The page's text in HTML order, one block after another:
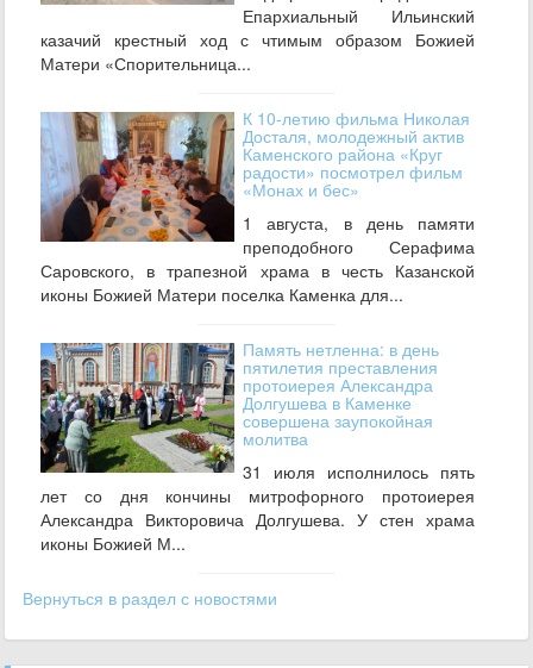
Епархиальный Ильинский
казачий крестный ход с чтимым образом Божией
Матери «Спорительница...
К 10-летию фильма Николая
Досталя, молодежный актив
Каменского района «Круг
радости» посмотрел фильм
«Монах и бес»
1 августа, в день памяти
преподобного Серафима
Саровского, в трапезной храма в честь Казанской
иконы Божией Матери поселка Каменка для...
Память нетленна: в день
пятилетия преставления
протоиерея Александра
Долгушева в Каменке
совершена заупокойная
молитва
31 июля исполнилось пять
лет со дня кончины митрофорного протоиерея
Александра Викторовича Долгушева. У стен храма
иконы Божией М...
Вернуться в раздел с новостями